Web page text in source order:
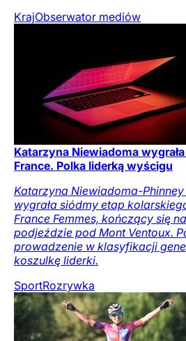
KrajObserwator mediów
Katarzyna Niewiadoma
France. Polka liderką wyścigu
Katarzyna Niewiadoma-
wygrała siódmy etap
France Femmes, kończący się
podjeździe pod Mont Ventoux.
prowadzenie w klasyfikacji
koszulkę liderki.
SportRozrywka